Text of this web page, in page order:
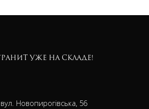
уже на складе!
Новопирогівська, 56